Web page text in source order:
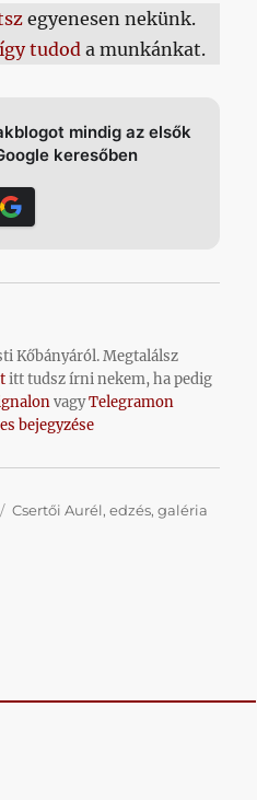
egyenesen nekünk.
így tudoda munkánkat.
mindig az elsők
keresőben
Kőbányáról. Megtalálsz
itt tudsz írni nekem, ha pedig
vagyTelegramon
bejegyzése
Címke
Csertői Aurél,edzés,galéria